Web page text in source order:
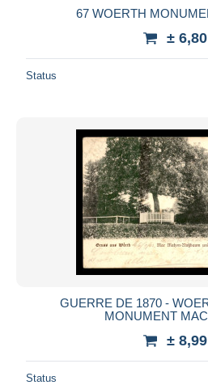
67 WOERTH
±
Status
GUERRE DE 1870 -
MONUMENT
±
Status